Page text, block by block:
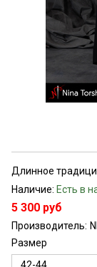
Длинное
Наличие: Есть в
5 300 руб
Производитель:
Размер